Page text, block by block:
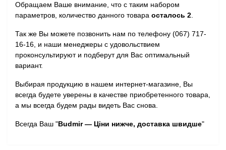
Обращаем Ваше внимание, что с таким набором
параметров, количество данного товара осталось 2
Так же Вы можете позвонить нам по телефону (067) 717-
16-16, и наши менеджеры с удовольствием
проконсультируют и подберут для Вас оптимальный
вариант.
Выбирая продукцию в нашем интернет-магазине, Вы
всегда будете уверены в качестве приобретенного товара,
а мы всегда будем рады видеть Вас снова.
Всегда Ваш "Budmir — Ціни нижче, доставка швидше"